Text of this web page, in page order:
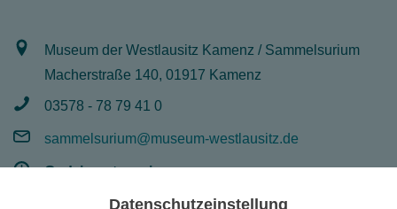
Museum der Westlausitz Kamenz / Sammelsurium
Macherstraße 140, 01917 Kamenz
03578 - 78 79 41 0
sammelsurium@museum-westlausitz.de
Godziny otwarcia:
Mo - Fr 8 - 16 UhrDatenschutzeinstellung